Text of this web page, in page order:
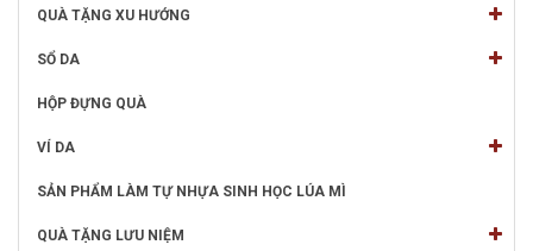
QUÀ TẶNG XU HƯỚNG
SỔ DA
HỘP ĐỰNG QUÀ
VÍ DA
SẢN PHẨM LÀM TỰ NHỰA SINH HỌC LÚA MÌ
QUÀ TẶNG LƯU NIỆM